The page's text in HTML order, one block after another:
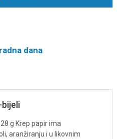
dana
g Krep papir ima
aranžiranju i u likovnim